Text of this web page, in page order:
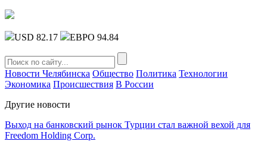
USD 82.17 ЕВРО 94.84
Новости Челябинска Общество Политика Технологии
Экономика Происшествия В России
Другие новости
Выход на банковский рынок Турции стал важной вехой для
Freedom Holding Corp.